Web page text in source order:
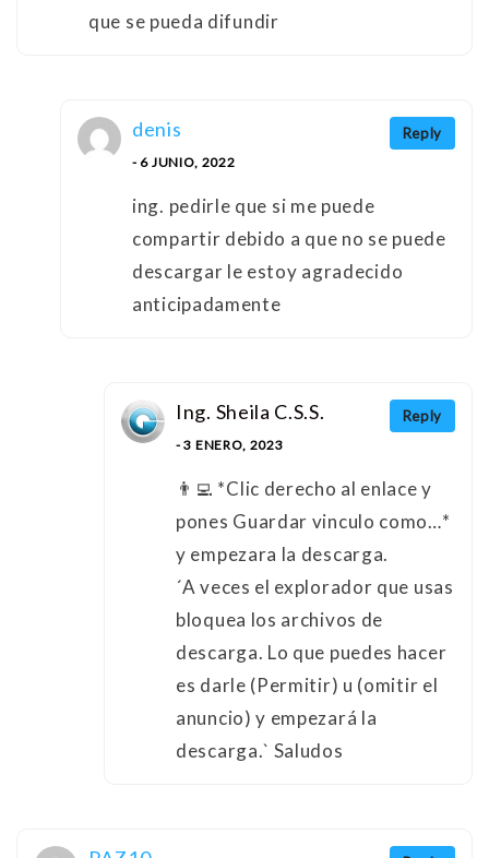
que se pueda difundir
Reply
denis
- 6 JUNIO, 2022
ing. pedirle que si me puede
compartir debido a que no se puede
descargar le estoy agradecido
anticipadamente
Reply
Ing. Sheila C.S.S.
- 3 ENERO, 2023
👨‍💻 *Clic derecho al enlace y
pones Guardar vinculo como…*
y empezara la descarga.
´A veces el explorador que usas
bloquea los archivos de
descarga. Lo que puedes hacer
es darle (Permitir) u (omitir el
anuncio) y empezará la
descarga.` Saludos